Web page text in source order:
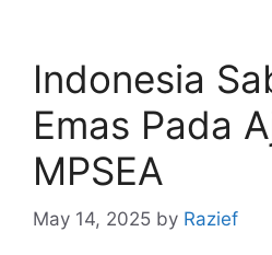
Indonesia
Emas Pada
MPSEA
May 14, 2025 by Razief